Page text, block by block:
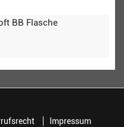
BB Flasche
Impressum